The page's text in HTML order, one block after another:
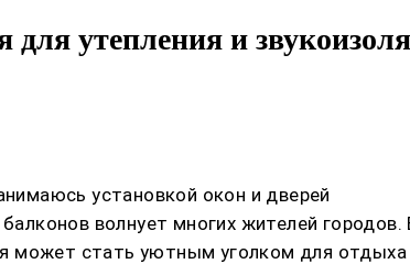
утепления и
установкой окон и дверей
волнует многих жителей
может стать уютным уголком для